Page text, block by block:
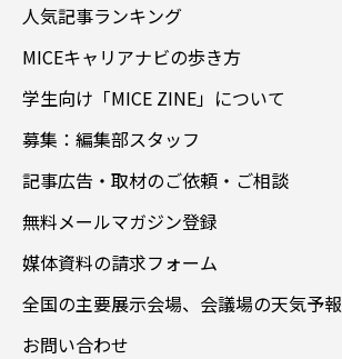
人気記事ランキング
MICEキャリアナビの歩き方
学生向け「MICE ZINE」について
募集：編集部スタッフ
記事広告・取材のご依頼・ご相談
無料メールマガジン登録
媒体資料の請求フォーム
全国の主要展示会場、会議場の天気予報
お問い合わせ